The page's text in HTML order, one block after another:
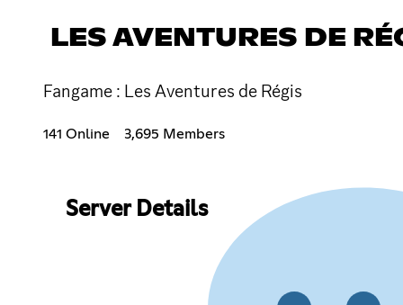
LES AVENTURES DE
Fangame : Les Aventures de Régis
141 Online 3,695 Members
Server Details